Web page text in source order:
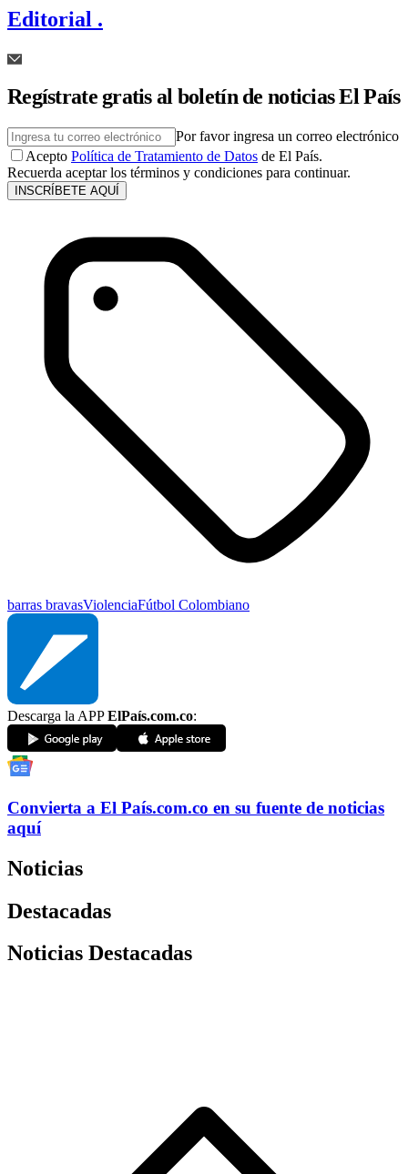
Editorial .
Regístrate gratis al boletín de noticias El País
Por favor ingresa un correo electrónico
Acepto Política de Tratamiento de Datos de El País.
Recuerda aceptar los términos y condiciones para continuar.
INSCRÍBETE AQUÍ
barras bravasViolenciaFútbol Colombiano
Descarga la APPElPaís.com.co:
Convierta a El País.com.co en su fuente de noticias
aquí
Noticias
Destacadas
Noticias Destacadas